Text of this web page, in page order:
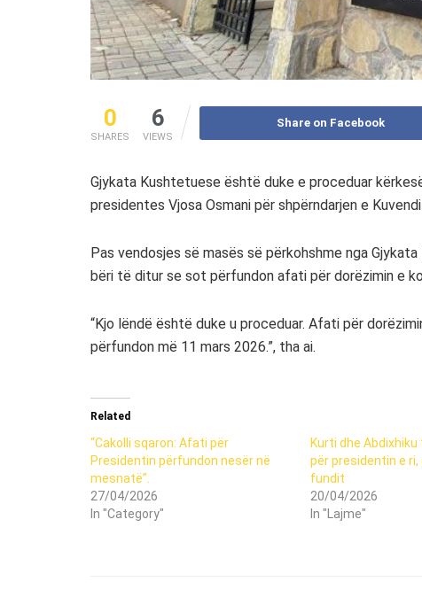
0
SHARES
6
VIEWS
Share on Facebook
Gjykata Kushtetuese është duke e proceduar
presidentes Vjosa Osmani për shpërndarjen e
Pas vendosjes së masës së përkohshme nga
bëri të ditur se sot përfundon afati për dorëzimin e
“Kjo lëndë është duke u proceduar. Afati për
përfundon më 11 mars 2026.”, tha ai.
Related
“Cakolli sqaron: Afati për
Presidentin përfundon nesër në
mesnatë”.
27/04/2026
In "Category"
Kurti dhe
për presidentin e
fundit
20/04/2026
In "Lajme"